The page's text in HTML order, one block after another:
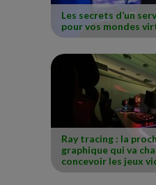
Les secrets d’un
pour vos mondes
Ray tracing : la
graphique qui va
concevoir les jeux